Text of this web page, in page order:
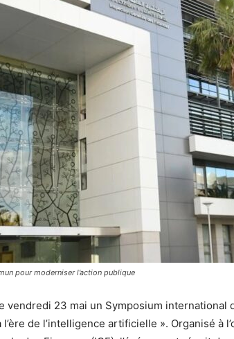
pour moderniser l’action publique
vendredi 23 mai un Symposium international
l’ère de l’intelligence artificielle ». Organisé à